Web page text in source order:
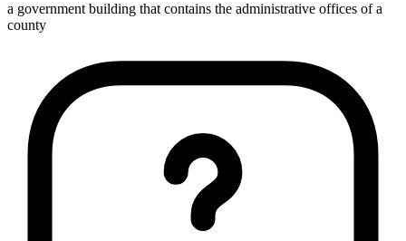
a government building that contains the administrative offices of a
county